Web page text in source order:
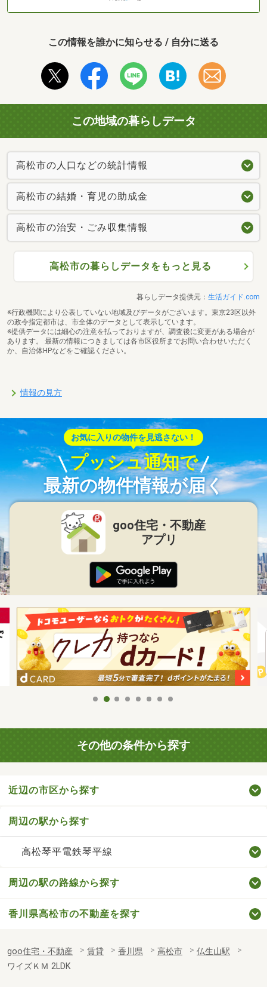
この情報を誰かに知らせる / 自分に送る
この地域の暮らしデータ
高松市の人口などの統計情報
高松市の結婚・育児の助成金
高松市の治安・ごみ収集情報
高松市の暮らしデータをもっと見る
暮らしデータ提供元： 生活ガイド.com
※行政機関により公表していない地域及びデータがございます。東京23区以外
の政令指定都市は、市全体のデータとして表示しています。
※提供データには細心の注意を払っておりますが、調査後に変更がある場合が
あります。 最新の情報につきましては各市区役所までお問い合わせいただく
か、自治体HPなどをご確認ください。
情報の見方
お気に入りの物件を見逃さない！
プッシュ通知で
最新の物件情報が届く
goo住宅・不動産
アプリ
その他の条件から探す
近辺の市区から探す
周辺の駅から探す
高松琴平電鉄琴平線
周辺の駅の路線から探す
香川県高松市の不動産を探す
goo住宅・不動産 賃貸 香川県 高松市
仏生山駅
ワイズＫＭ 2LDK